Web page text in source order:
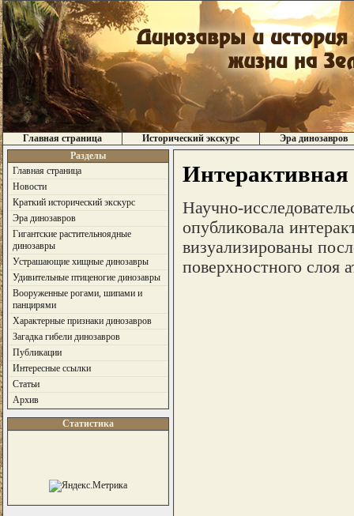
Главная страница Исторический экскурс
Эра динозавров
Разделы
Главная страница
Новости
Краткий исторический экскурс
Эра динозавров
Гигантские растительноядные
динозавры
Устрашающие хищные динозавры
Удивительные птиценогие динозавры
Вооруженные рогами, шипами и
панцирями
Характерные признаки динозавров
Загадка гибели динозавров
Публикации
Интересные ссылки
Статьи
Архив
Статистика
Интерактивная
Научно-
опубликовала
визуализированы
поверхностного слоя